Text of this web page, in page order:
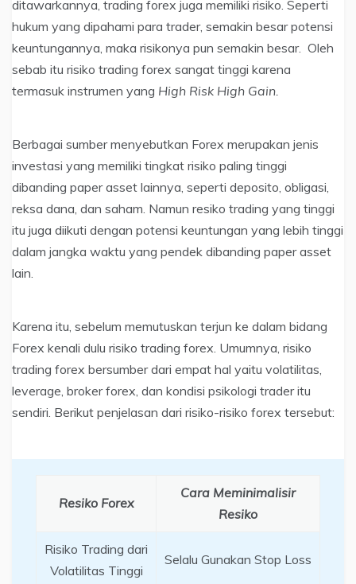
ditawarkannya, trading forex juga memiliki risiko. Seperti
hukum yang dipahami para trader, semakin besar potensi
keuntungannya, maka risikonya pun semakin besar. Oleh
sebab itu risiko trading forex sangat tinggi karena
termasuk instrumen yang High Risk High Gain.
Berbagai sumber menyebutkan Forex merupakan jenis
investasi yang memiliki tingkat risiko paling tinggi
dibanding paper asset lainnya, seperti deposito, obligasi,
reksa dana, dan saham. Namun resiko trading yang tinggi
itu juga diikuti dengan potensi keuntungan yang lebih tinggi
dalam jangka waktu yang pendek dibanding paper asset
lain.
Karena itu, sebelum memutuskan terjun ke dalam bidang
Forex kenali dulu risiko trading forex. Umumnya, risiko
trading forex bersumber dari empat hal yaitu volatilitas,
leverage, broker forex, dan kondisi psikologi trader itu
sendiri. Berikut penjelasan dari risiko-risiko forex tersebut:
Resiko Forex
Cara Meminimalisir
Resiko
Risiko Trading dari
Volatilitas Tinggi
Selalu Gunakan Stop Loss